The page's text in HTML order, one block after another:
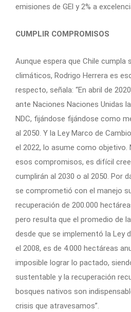
emisiones de GEl y 2% a
CUMPLIR COMPROMISOS
Aunque espera que Chile
climáticos, Rodrigo Herrera es
respecto, señala: “En abril de
ante Naciones Naciones Unidas
NDC, fijándose fijándose como
al 2050. Y la Ley Marco de
el 2022, lo asume como objetivo.
esos compromisos, es difícil
cumplirán al 2030 o al 2050. Por
se comprometió con el manejo
recuperación de 200.000
pero resulta que el promedio de
desde que se implementó la Ley
el 2008, es de 4.000 hectáreas
imposible lograr lo pactado,
sustentable y la recuperación
bosques nativos son
crisis que atravesamos”.